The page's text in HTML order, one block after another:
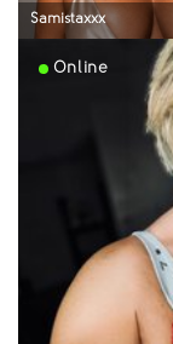
Samistaxxx
Online